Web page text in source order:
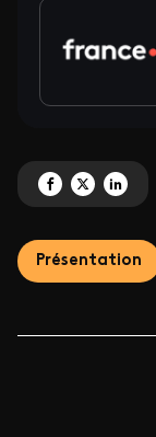
Partagez 'Le Jardin
Partagez 'Le
Présentation